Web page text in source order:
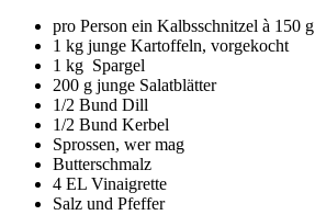
pro Person ein Kalbsschnitzel à 150 g
1 kg junge Kartoffeln, vorgekocht
1 kg Spargel
200 g junge Salatblätter
1/2 Bund Dill
1/2 Bund Kerbel
Sprossen, wer mag
Butterschmalz
4 EL Vinaigrette
Salz und Pfeffer